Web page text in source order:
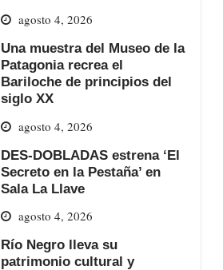
agosto 4, 2026
Una muestra del Museo de la
Patagonia recrea el
Bariloche de principios del
siglo XX
agosto 4, 2026
DES-DOBLADAS estrena ‘El
Secreto en la Pestaña’ en
Sala La Llave
agosto 4, 2026
Río Negro lleva su
patrimonio cultural y